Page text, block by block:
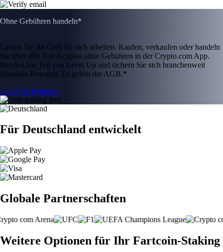
Ohne Gebühren handeln*
Lassen Sie Ihr Geld für sich arbeiten. Kaufen, verkaufen oder handeln
Sie über 400 Top-Kryptos ohne Gebühren in der Crypto.com App.
Werden Sie Teil von Level Up und sichern Sie sich branchenweit
führende Rewards. Es gelten die AGB.*
Level Up beitreten
Für Deutschland entwickelt
Globale Partnerschaften
Weitere Optionen für Ihr Fartcoin-Staking